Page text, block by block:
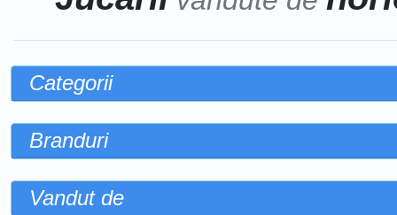
Categorii
Branduri
Vandut de